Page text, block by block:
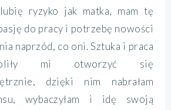
ryzyko jak matka, mam tę
do pracy i potrzebę nowości
naprzód, co oni. Sztuka i praca
mi otworzyć się
dzięki nim nabrałam
wybaczyłam i idę swoją